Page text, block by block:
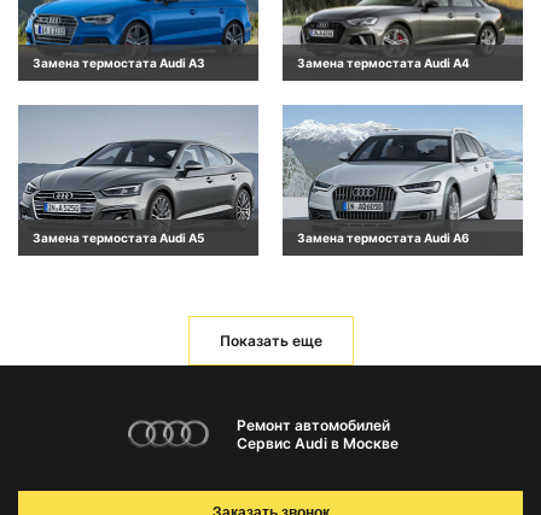
Замена термостата Audi A3 Замена термостата Audi A4
Замена термостата Audi A5 Замена термостата Audi A6
Показать еще
Ремонт автомобилей
Сервис Audi в Москве